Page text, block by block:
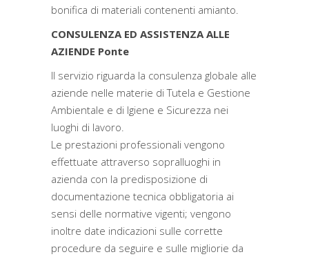
bonifica di materiali contenenti amianto.
CONSULENZA ED ASSISTENZA ALLE
AZIENDE Ponte
Il servizio riguarda la consulenza globale alle
aziende nelle materie di Tutela e Gestione
Ambientale e di Igiene e Sicurezza nei
luoghi di lavoro.
Le prestazioni professionali vengono
effettuate attraverso sopralluoghi in
azienda con la predisposizione di
documentazione tecnica obbligatoria ai
sensi delle normative vigenti; vengono
inoltre date indicazioni sulle corrette
procedure da seguire e sulle migliorie da